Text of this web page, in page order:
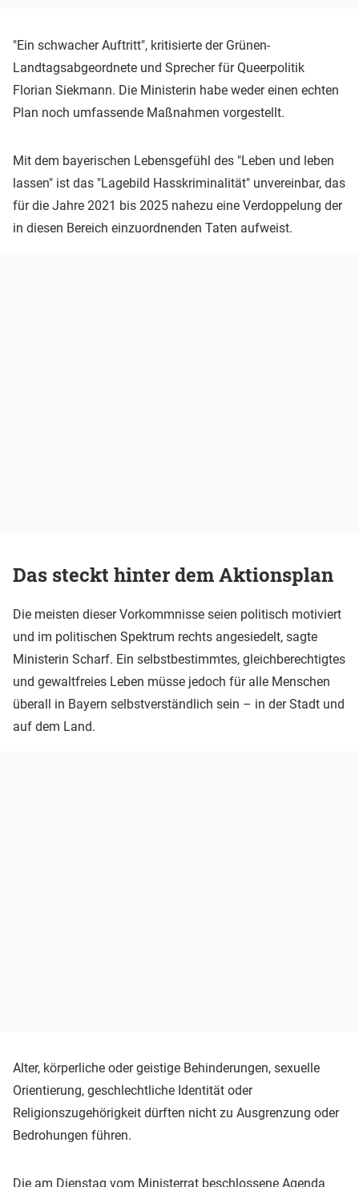
"Ein schwacher Auftritt", kritisierte der Grünen-
Landtagsabgeordnete und Sprecher für Queerpolitik
Florian Siekmann. Die Ministerin habe weder einen echten
Plan noch umfassende Maßnahmen vorgestellt.
Mit dem bayerischen Lebensgefühl des "Leben und leben
lassen" ist das "Lagebild Hasskriminalität" unvereinbar, das
für die Jahre 2021 bis 2025 nahezu eine Verdoppelung der
in diesen Bereich einzuordnenden Taten aufweist.
Das steckt hinter dem Aktionsplan
Die meisten dieser Vorkommnisse seien politisch motiviert
und im politischen Spektrum rechts angesiedelt, sagte
Ministerin Scharf. Ein selbstbestimmtes, gleichberechtigtes
und gewaltfreies Leben müsse jedoch für alle Menschen
überall in Bayern selbstverständlich sein – in der Stadt und
auf dem Land.
Alter, körperliche oder geistige Behinderungen, sexuelle
Orientierung, geschlechtliche Identität oder
Religionszugehörigkeit dürften nicht zu Ausgrenzung oder
Bedrohungen führen.
Die am Dienstag vom Ministerrat beschlossene Agenda